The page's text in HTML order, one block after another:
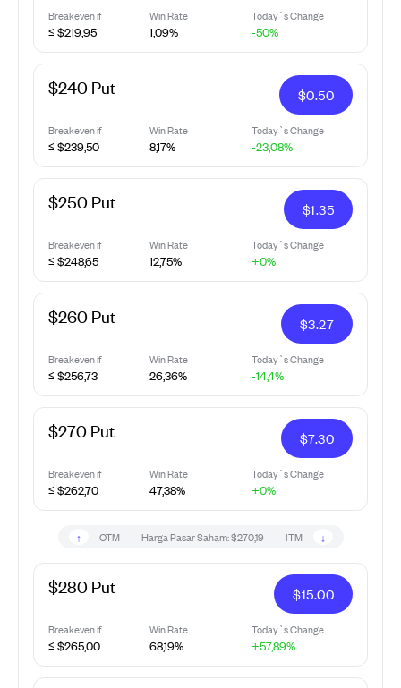
Breakeven if Win Rate Today`s Change
≤ $219,95 1,09% -50%
$240 Put $0.50
Breakeven if Win Rate Today`s Change
≤ $239,50 8,17% -23,08%
$250 Put $1.35
Breakeven if Win Rate Today`s Change
≤ $248,65 12,75% +0%
$260 Put $3.27
Breakeven if Win Rate Today`s Change
≤ $256,73 26,36% -14,4%
$270 Put $7.30
Breakeven if Win Rate Today`s Change
≤ $262,70 47,38% +0%
↑ OTM Harga Pasar Saham:$270,19 ITM ↓
$280 Put $15.00
Breakeven if Win Rate Today`s Change
≤ $265,00 68,19% +57,89%